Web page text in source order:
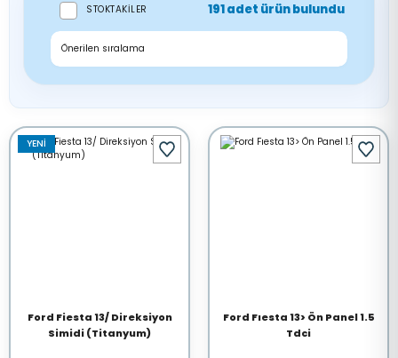
STOKTAKILER 191 adet ürün bulundu
YENİ
Ford Fiesta 13/ Direksiyon
Simidi (Titanyum)
Ford Fıesta 13> Ön Panel 1.5
Tdci